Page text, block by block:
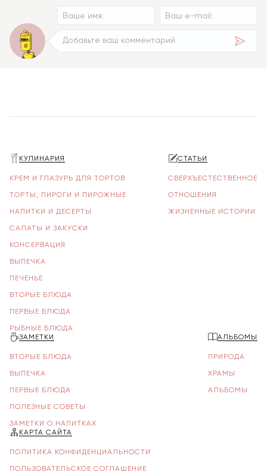
КУЛИНАРИЯ
КРЕМ И ГЛАЗУРЬ ДЛЯ ТОРТОВ
ТОРТЫ, ПИРОГИ И ПИРОЖНЫЕ
НАПИТКИ И ДЕСЕРТЫ
САЛАТЫ И ЗАКУСКИ
КОНСЕРВАЦИЯ
ВЫПЕЧКА
ПЕЧЕНЬЕ
ВТОРЫЕ БЛЮДА
ПЕРВЫЕ БЛЮДА
РЫБНЫЕ БЛЮДА
СТАТЬИ
СВЕРХЪЕСТЕСТВЕННОЕ
ОТНОШЕНИЯ
ЖИЗНЕННЫЕ ИСТОРИИ
ЗАМЕТКИ
ВТОРЫЕ БЛЮДА
ВЫПЕЧКА
ПЕРВЫЕ БЛЮДА
ПОЛЕЗНЫЕ СОВЕТЫ
ЗАМЕТКИ О НАПИТКАХ
АЛЬБОМЫ
ПРИРОДА
ХРАМЫ
АЛЬБОМЫ
КАРТА САЙТА
ПОЛИТИКА КОНФИДЕНЦИАЛЬНОСТИ
ПОЛЬЗОВАТЕЛЬСКОЕ СОГЛАШЕНИЕ